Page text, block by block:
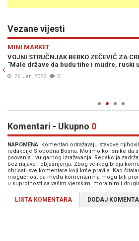
Vezane vijesti
MINI MARKET
VOJNI STRUČNJAK BERKO ZEČEVIĆ ZA
"Male države da budu tihe i mudre, ruski
26. Jan. 2026 0
Komentari - Ukupno 0
NAPOMENA: Komentari odražavaju stavove
redakcije Slobodna Bosna. Molimo korisnike da
psovanja i vulgarnog izražavanja. Redakcija
bez najave i objašnjenja. Zbog velikog broja
obrisati sve komentare koji krše pravila. Kao
mogućnost da među komentarima mogu biti
u suprotnosti sa vašim vjerskim, moralnim i
LISTA KOMENTARA DODAJ